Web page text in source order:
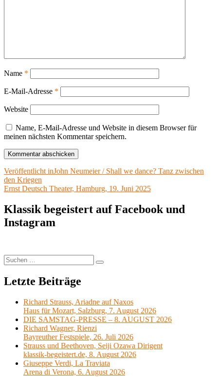
Name *
E-Mail-Adresse *
Website
Name, E-Mail-Adresse und Website in diesem Browser für
meinen nächsten Kommentar speichern.
Beitragsnavigation
Veröffentlicht inJohn Neumeier / Shall we dance? Tanz zwischen
den Kriegen
Ernst Deutsch Theater, Hamburg, 19. Juni 2025
Klassik begeistert auf Facebook und
Instagram
Suchen
nach:
Suchen
Letzte Beiträge
Richard Strauss, Ariadne auf Naxos
Haus für Mozart, Salzburg, 7. August 2026
DIE SAMSTAG-PRESSE – 8. AUGUST 2026
Richard Wagner, Rienzi
Bayreuther Festspiele, 26. Juli 2026
Strauss und Beethoven, Seiji Ozawa Dirigent
klassik-begeistert.de, 8. August 2026
Giuseppe Verdi, La Traviata
Arena di Verona, 6. August 2026